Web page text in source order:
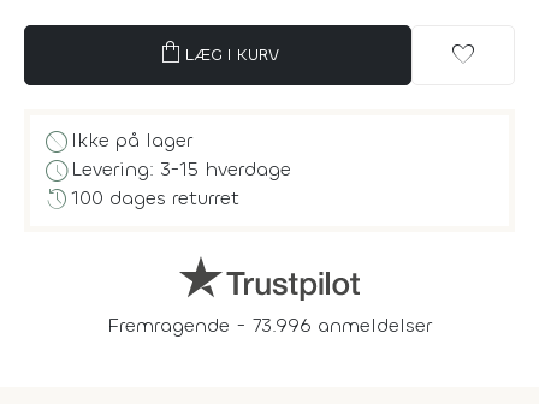
shopping_bag LÆG I KURV favorite
block Ikke på lager
scheduleLevering: 3-15 hverdage
history100 dages returret
Fremragende - 73.996 anmeldelser